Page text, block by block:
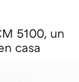
5100, un
casa